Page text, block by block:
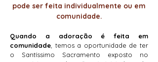
pode ser feita individualmente ou em
comunidade.
Quando a adoração é feita em
comunidade , temos a oportunidade de ter
o Santíssimo Sacramento exposto no